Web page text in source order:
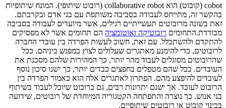
cobot (קובוט) הוא collaborative robot (רובוט שיתופי). המונח שיתופיות
בהקשר זה, מתייחס לעבודה בסביבה משותפת עם בני אדם ובקרבתם.
זאת בשונה מרובוטים תעשייתיים רגילים, אשר מיועדים לעבודה בסביבה
מבודדת.התחומים רובוטיקה ואוטומציה הם תחומים אשר לא מפסיקים
להתקדם ולהשתכלל. עם זאת, חשוב לעשות הפרדה בין עובדי החברה
לרובוטים, כדי להימנע מאתגרים שעלולים לצוץ במפגש ביניהם. ככל
שהרובוטים מסוגלים לעבוד מהר יותר, כך המהירות שלהם מסכנת את
העובדים. ככל שהם מטפלים בחפצים כבדים יותר, כך ישנו סיכון נוסף
לעובדים להיפצע מהם. הפתרון לאתגרים אלה הוא כאמור הפרדה בין
הרובוט לעובד. אך ישנם יתרונות רבים, גם ברובוט שיוכל לעבוד בשיתוף
בני אנוש. כך נוצרה והתפתחה הקטגוריה המיוחדת של רובוטים, שידועה
בכינוי קובוט או רובוטים שיתופיים.